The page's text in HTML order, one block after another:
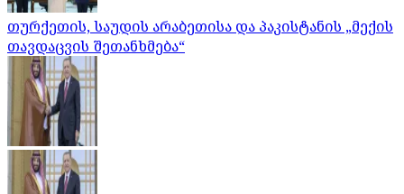
თურქეთის, საუდის არაბეთისა და პაკისტანის „მექის
თავდაცვის შეთანხმება“